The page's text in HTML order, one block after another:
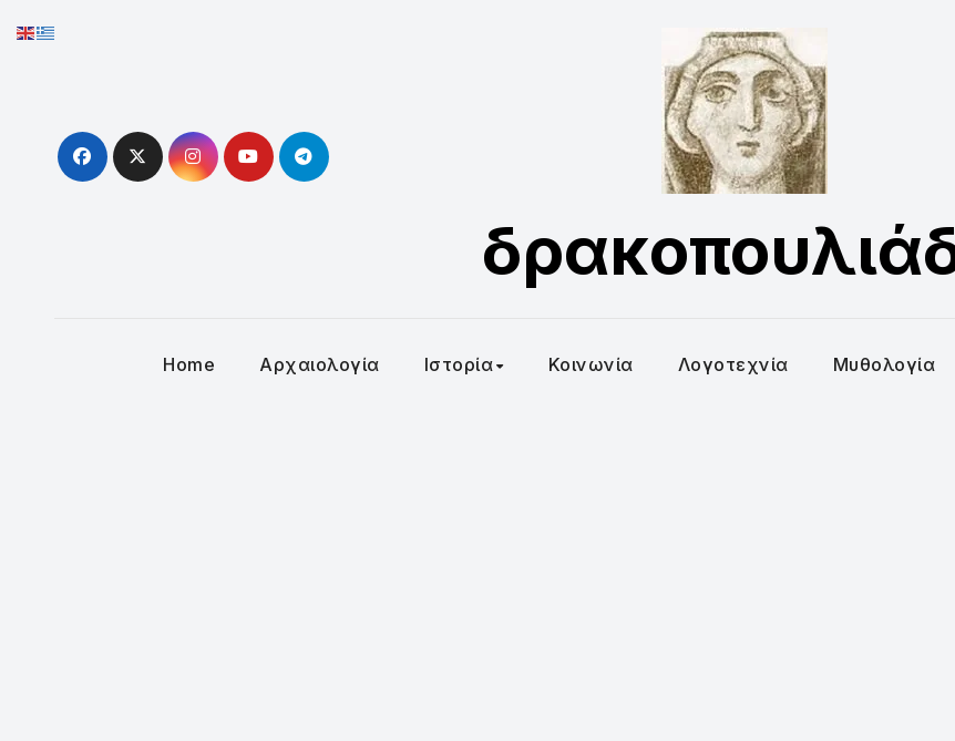
to
Home Αρχαιολογία Ιστορία Κοινωνία Λογοτεχνία Μυθολογία